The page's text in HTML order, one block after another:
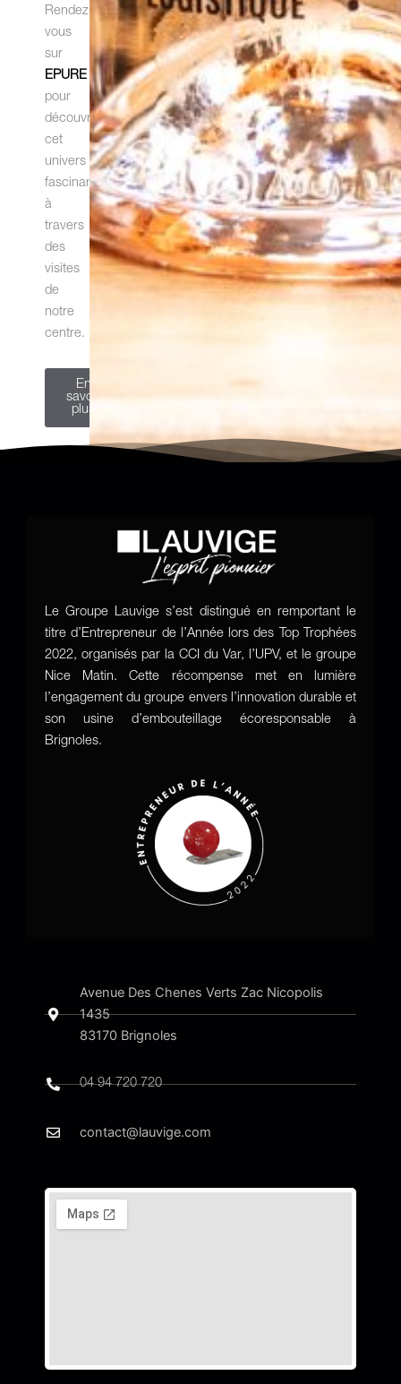
Rendez-
vous
sur
EPURE
pour
découvrir
cet
univers
fascinant
à
travers
des
visites
de
notre
centre.
En
savoir
plus
Le Groupe Lauvige s’est distingué en remportant le
titre d’Entrepreneur de l’Année lors des Top Trophées
2022, organisés par la CCI du Var, l’UPV, et le groupe
Nice Matin. Cette récompense met en lumière
l’engagement du groupe envers l’innovation durable et
son usine d’embouteillage écoresponsable à
Brignoles.
Avenue Des Chenes Verts Zac Nicopolis
1435
83170 Brignoles​
04 94 720 720
contact@lauvige.com